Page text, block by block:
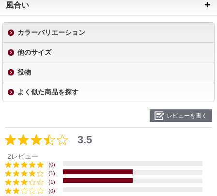
風合い
カラーバリエーション
他のサイズ
役物
よく似た商品を探す
レビューを書く
3.5
2レビュー
(0)
(1)
(1)
(0)